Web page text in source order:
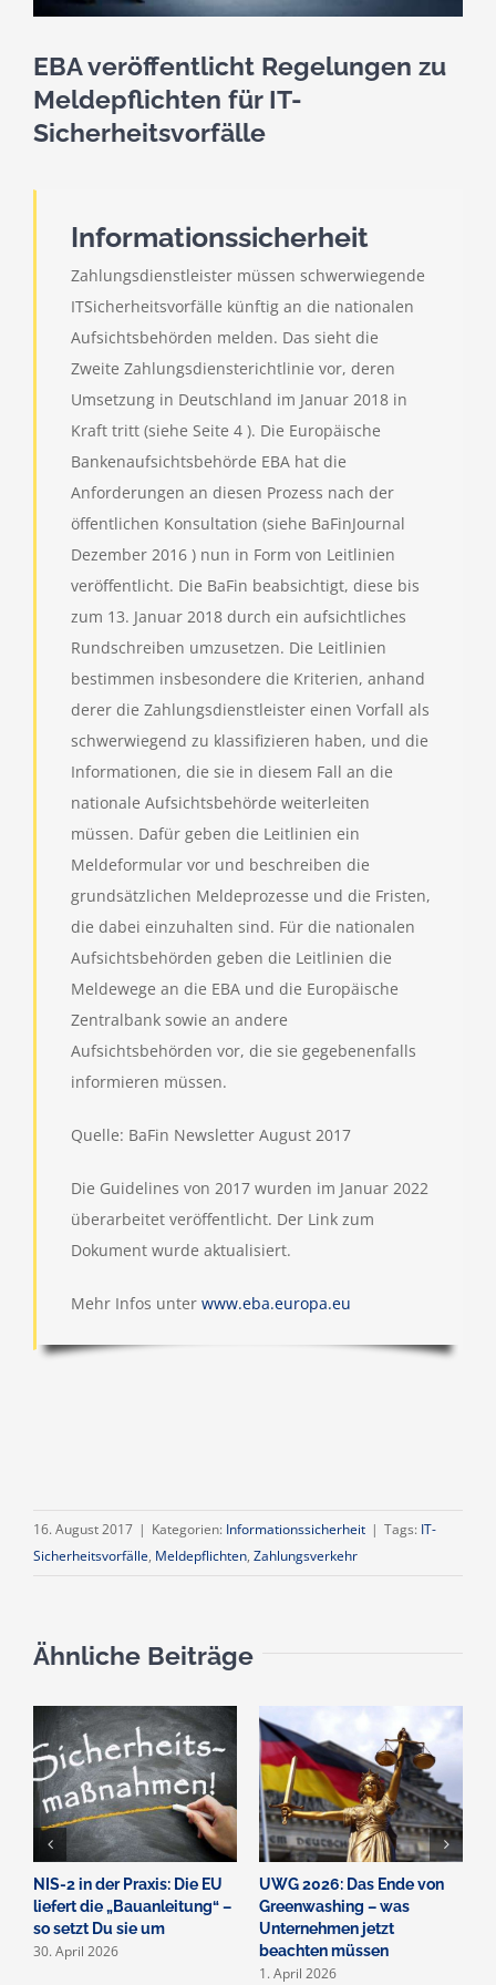
EBA veröffentlicht Regelungen zu
Meldepflichten für IT-
Sicherheitsvorfälle
Informationssicherheit
Zahlungsdienstleister müssen schwerwiegende
IT­Sicherheitsvorfälle künftig an die nationalen
Aufsichtsbehörden melden. Das sieht die
Zweite Zahlungsdiensterichtlinie vor, deren
Umsetzung in Deutschland im Januar 2018 in
Kraft tritt (siehe Seite 4 ). Die Europäische
Bankenaufsichtsbehörde EBA hat die
Anforderungen an diesen Prozess nach der
öffentlichen Konsultation (siehe BaFinJournal
Dezember 2016 ) nun in Form von Leitlinien
veröffentlicht. Die BaFin beabsichtigt, diese bis
zum 13. Januar 2018 durch ein aufsichtliches
Rundschreiben umzusetzen. Die Leitlinien
bestimmen insbesondere die Kriterien, anhand
derer die Zahlungsdienstleister einen Vorfall als
schwerwiegend zu klassifizieren haben, und die
Informationen, die sie in diesem Fall an die
nationale Aufsichtsbehörde weiterleiten
müssen. Dafür geben die Leitlinien ein
Meldeformular vor und beschreiben die
grundsätzlichen Meldeprozesse und die Fristen,
die dabei einzuhalten sind. Für die nationalen
Aufsichtsbehörden geben die Leitlinien die
Meldewege an die EBA und die Europäische
Zentralbank sowie an andere
Aufsichtsbehörden vor, die sie gegebenenfalls
informieren müssen.
Quelle: BaFin Newsletter August 2017
Die Guidelines von 2017 wurden im Januar 2022
überarbeitet veröffentlicht. Der Link zum
Dokument wurde aktualisiert.
Mehr Infos unter www.eba.europa.eu
16. August 2017 | Kategorien: Informationssicherheit | Tags: IT-
Sicherheitsvorfälle, Meldepflichten, Zahlungsverkehr
Ähnliche Beiträge
NIS-2 in der Praxis: Die EU
liefert die „Bauanleitung“ –
so setzt Du sie um
30. April 2026
UWG 2026: Das Ende von
Greenwashing – was
Unternehmen jetzt
beachten müssen
1. April 2026